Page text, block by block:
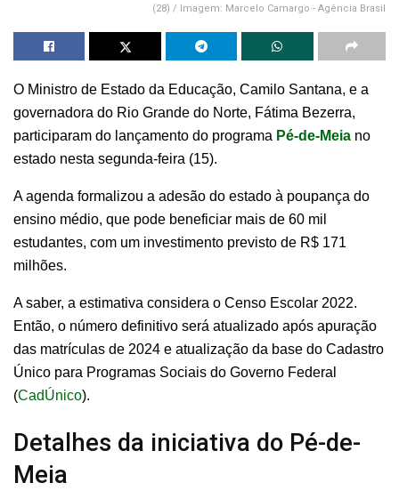
(28) / Imagem: Marcelo Camargo - Agência Brasil
O Ministro de Estado da Educação, Camilo Santana, e a
governadora do Rio Grande do Norte, Fátima Bezerra,
participaram do lançamento do programa Pé-de-Meia no
estado nesta segunda-feira (15).
A agenda formalizou a adesão do estado à poupança do
ensino médio, que pode beneficiar mais de 60 mil
estudantes, com um investimento previsto de R$ 171
milhões.
A saber, a estimativa considera o Censo Escolar 2022.
Então, o número definitivo será atualizado após apuração
das matrículas de 2024 e atualização da base do Cadastro
Único para Programas Sociais do Governo Federal
(CadÚnico).
Detalhes da iniciativa do Pé-de-
Meia